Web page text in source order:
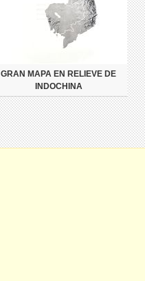
GRAN MAPA EN RELIEVE DE
INDOCHINA